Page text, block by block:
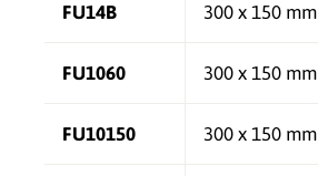
FU14B 300 x 150 mm
FU1060 300 x 150 mm
FU10150 300 x 150 mm